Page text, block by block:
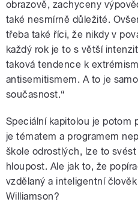
obrazově, zachyceny
také nesmírně důležité.
třeba také říci, že nikdy v
každý rok je to s větší
taková tendence k
antisemitismem. A to je
současnost.“
Speciální kapitolou je potom
je tématem a programem
škole odrostlých, lze to
hloupost. Ale jak to, že
vzdělaný a inteligentní
Williamson?